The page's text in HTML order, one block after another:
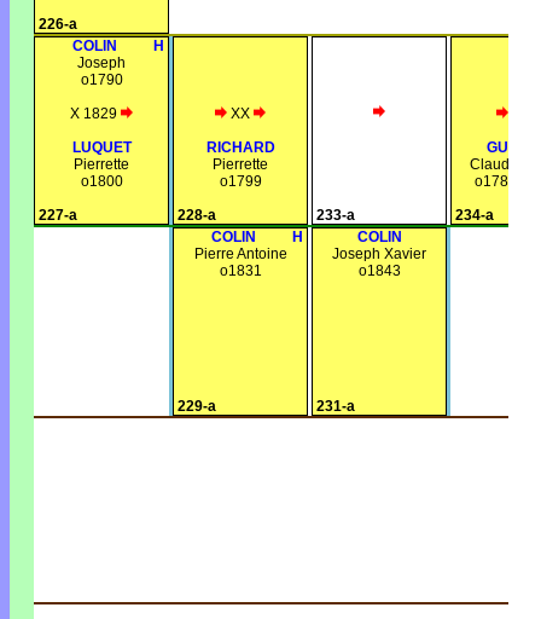
226-a
COLIN
H
Joseph
o1790
X 1829
LUQUET
Pierrette
o1800
227-a
XX
RICHARD
Pierrette
o1799
228-a
233-a
XXX
Claude
o1789
234-a
COLIN
H
Pierre Antoine
o1831
229-a
COLIN
Joseph Xavier
o1843
231-a